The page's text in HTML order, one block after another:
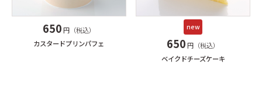
650円（税込）
カスタードプリンパフェ
new
650円（税込）
ベイクドチーズケーキ